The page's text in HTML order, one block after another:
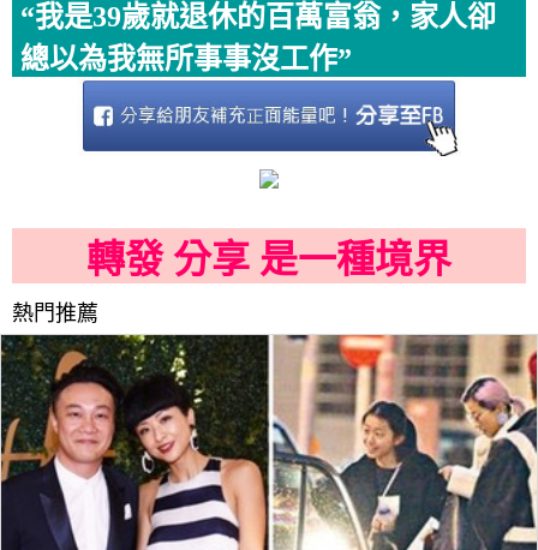
“我是39歲就退休的百萬富翁，家人卻
總以為我無所事事沒工作”
轉發 分享 是一種境界
熱門推薦